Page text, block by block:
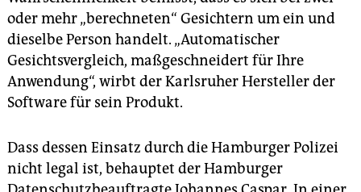
oder mehr „berechneten“ Gesichtern um ein und
dieselbe Person handelt. „Automatischer
Gesichtsvergleich, maßgeschneidert für Ihre
Anwendung“, wirbt der Karlsruher Hersteller der
Software für sein Produkt.
Dass dessen Einsatz durch die Hamburger Polizei
nicht legal ist, behauptet der Hamburger